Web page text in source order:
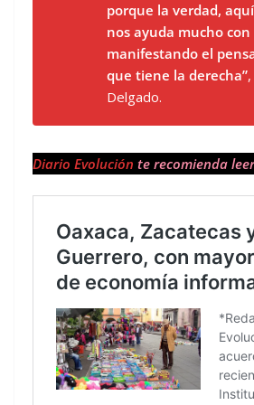
porque la verdad,
nos ayuda mucho
manifestando el
que tiene la derecha”
Delgado.
Diario Evolución te recomienda